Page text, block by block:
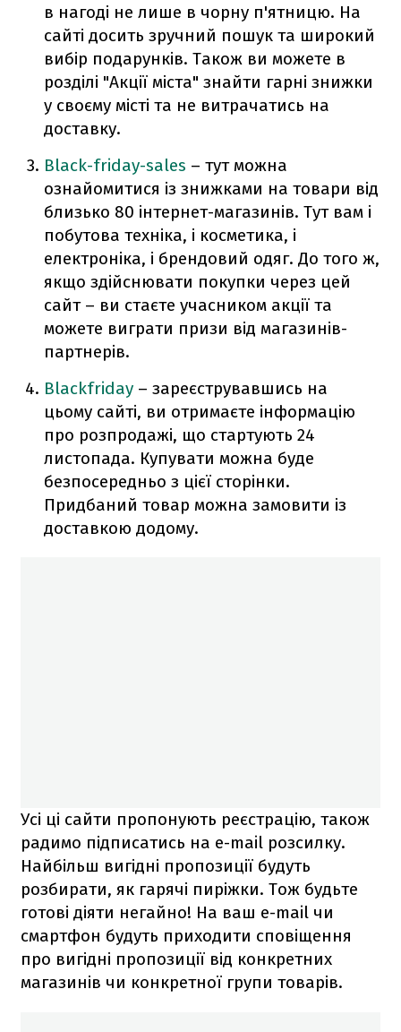
в нагоді не лише в чорну п'ятницю. На
сайті досить зручний пошук та широкий
вибір подарунків. Також ви можете в
розділі "Акції міста" знайти гарні знижки
у своєму місті та не витрачатись на
доставку.
Black-friday-sales – тут можна
ознайомитися із знижками на товари від
близько 80 інтернет-магазинів. Тут вам і
побутова техніка, і косметика, і
електроніка, і брендовий одяг. До того ж,
якщо здійснювати покупки через цей
сайт – ви стаєте учасником акції та
можете виграти призи від магазинів-
партнерів.
Blackfriday – зареєструвавшись на
цьому сайті, ви отримаєте інформацію
про розпродажі, що стартують 24
листопада. Купувати можна буде
безпосередньо з цієї сторінки.
Придбаний товар можна замовити із
доставкою додому.
Усі ці сайти пропонують реєстрацію, також
радимо підписатись на e-mail розсилку.
Найбільш вигідні пропозиції будуть
розбирати, як гарячі пиріжки. Тож будьте
готові діяти негайно! На ваш e-mail чи
смартфон будуть приходити сповіщення
про вигідні пропозиції від конкретних
магазинів чи конкретної групи товарів.